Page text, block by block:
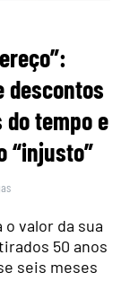
descontos
tempo e
“injusto”
valor da sua
50 anos
seis meses